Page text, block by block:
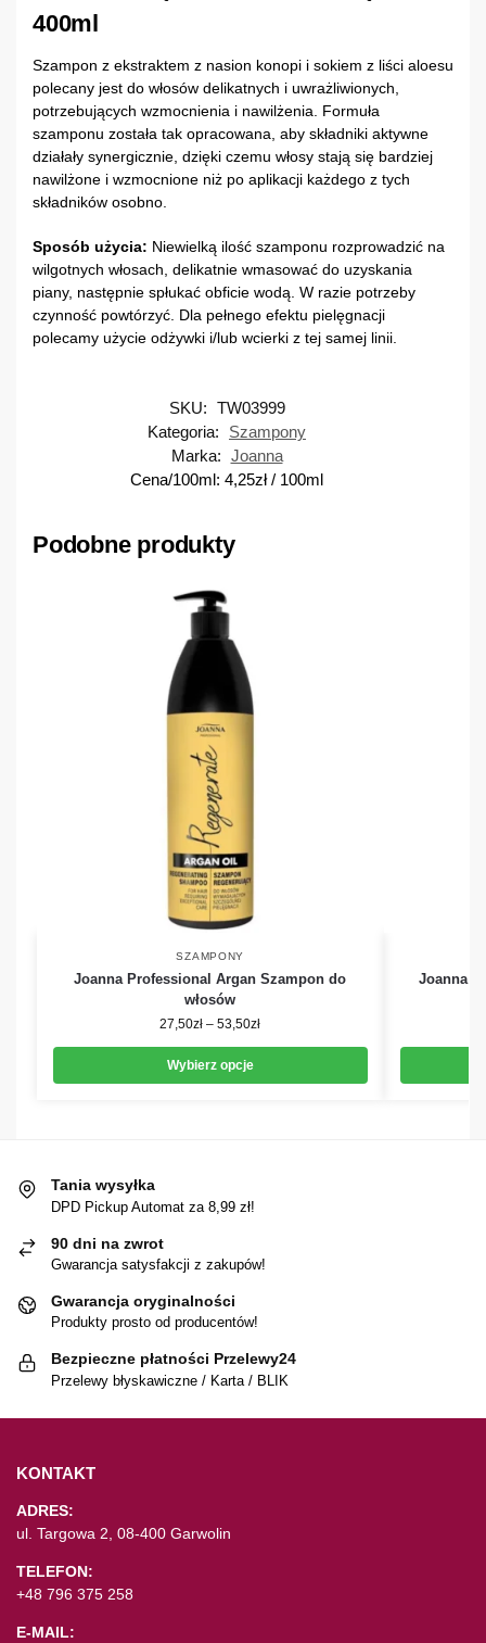
400ml
Szampon z ekstraktem z nasion konopi i sokiem z liści aloesu
polecany jest do włosów delikatnych i uwrażliwionych,
potrzebujących wzmocnienia i nawilżenia. Formuła
szamponu została tak opracowana, aby składniki aktywne
działały synergicznie, dzięki czemu włosy stają się bardziej
nawilżone i wzmocnione niż po aplikacji każdego z tych
składników osobno.
Sposób użycia: Niewielką ilość szamponu rozprowadzić na
wilgotnych włosach, delikatnie wmasować do uzyskania
piany, następnie spłukać obficie wodą. W razie potrzeby
czynność powtórzyć. Dla pełnego efektu pielęgnacji
polecamy użycie odżywki i/lub wcierki z tej samej linii.
SKU: TW03999
Kategoria:
Szampony
Marka: Joanna
Cena/100ml: 4,25zł/ 100ml
Podobne produkty
SZAMPONY
Joanna Professional Argan Szampon do
włosów
27,50zł – 53,50zł
Wybierz opcje
Joanna
Tania wysyłka
DPD Pickup Automat za 8,99 zł!
90 dni na zwrot
Gwarancja satysfakcji z zakupów!
Gwarancja oryginalności
Produkty prosto od producentów!
Bezpieczne płatności Przelewy24
Przelewy błyskawiczne / Karta / BLIK
KONTAKT
ADRES:
ul. Targowa 2, 08-400 Garwolin
TELEFON:
+48 796 375 258
E-MAIL: